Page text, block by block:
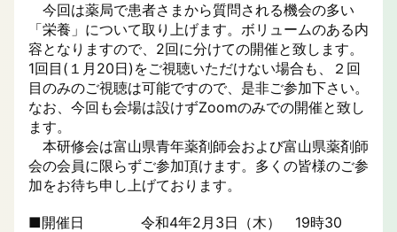
今回は薬局で患者さまから質問される機会の多い
「栄養」について取り上げます。ボリュームのある内
容となりますので、2回に分けての開催と致します。
1回目(１月20日)をご視聴いただけない場合も、２回
目のみのご視聴は可能ですので、是非ご参加下さい。
なお、今回も会場は設けずZoomのみでの開催と致し
ます。
本研修会は富山県青年薬剤師会および富山県薬剤師
会の会員に限らずご参加頂けます。多くの皆様のご参
加をお待ち申し上げております。
■開催日 令和4年2月3日（木） 19時30